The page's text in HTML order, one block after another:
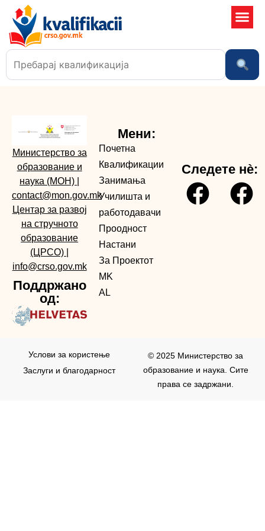
Министерство за
образование и
наука (МОН)
contact@mon.gov.mk
Центар за развој
на стручното
образование
(ЦРСО)
info@crso.gov.mk
Поддржано
од:
Мени:
Почетна
Квалификации
Занимања
Училишта и
работодавачи
Проодност
Настани
За Проектот
MK
AL
Следете нè:
© 2025 Министерство за
образование и наука. Сите
права се задржани.
Услови за користењe
Заслуги и благодарност